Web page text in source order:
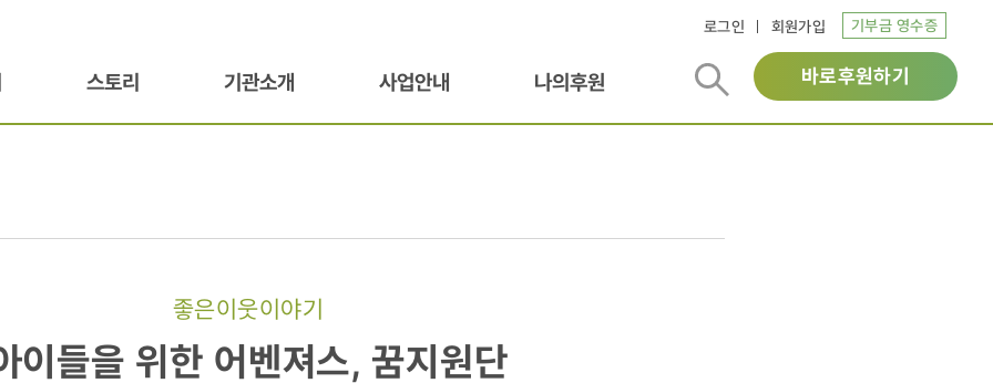
로그인 회원가입 기부금 영수증
스토리 기관소개 사업안내 나의후원 바로후원하기
좋은이웃이야기
이들을 위한 어벤져스, 꿈지원단